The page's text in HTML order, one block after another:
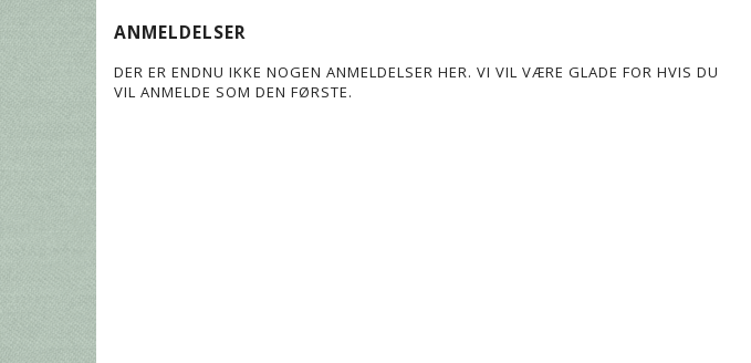
ANMELDELSER
DER ER ENDNU IKKE NOGEN ANMELDELSER HER. VI VIL VÆRE GLADE FOR HVIS DU
VIL ANMELDE SOM DEN FØRSTE.